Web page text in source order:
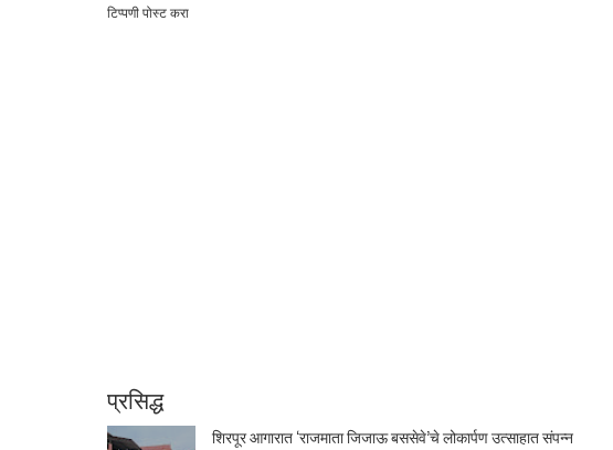
टिप्पणी पोस्ट करा
प्रसिद्ध
शिरपूर आगारात ‘राजमाता जिजाऊ बससेवे’चे लोकार्पण उत्साहात संपन्न